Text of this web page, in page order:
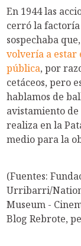
En 1944 las
cerró la factoría
sospechaba
volvería a estar
pública, por
cetáceos, pero
hablamos de
avistamiento de
realiza en la
medio para la
(Fuentes:
Urribarri/
Museum -
Blog Rebrote,